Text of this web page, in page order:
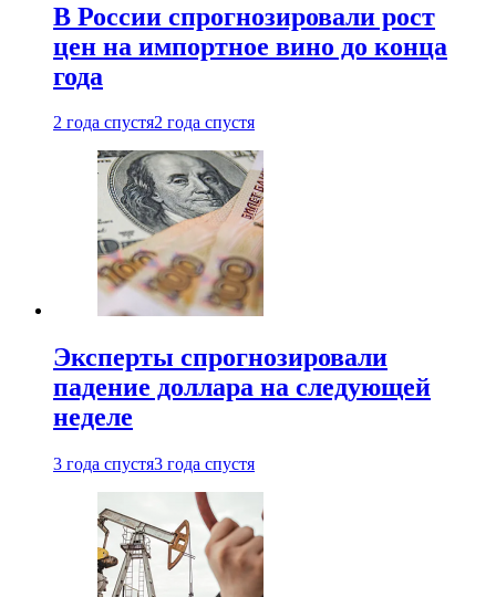
В России спрогнозировали рост
цен на импортное вино до конца
года
2 года спустя2 года спустя
Эксперты спрогнозировали
падение доллара на следующей
неделе
3 года спустя3 года спустя